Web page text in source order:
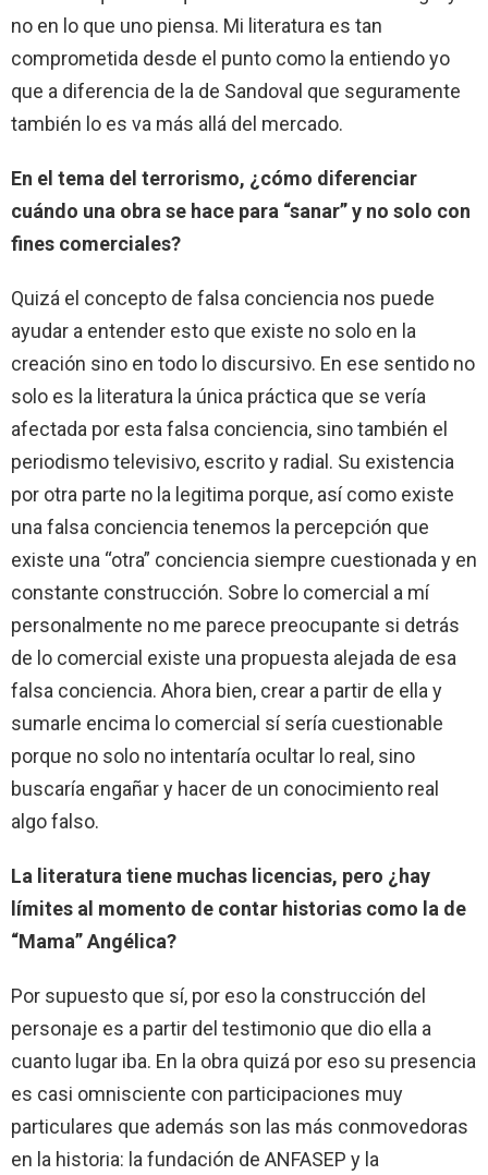
no en lo que uno piensa. Mi literatura es tan
comprometida desde el punto como la entiendo yo
que a diferencia de la de Sandoval que seguramente
también lo es va más allá del mercado.
En el tema del terrorismo, ¿cómo diferenciar
cuándo una obra se hace para “sanar” y no solo con
fines comerciales?
Quizá el concepto de falsa conciencia nos puede
ayudar a entender esto que existe no solo en la
creación sino en todo lo discursivo. En ese sentido no
solo es la literatura la única práctica que se vería
afectada por esta falsa conciencia, sino también el
periodismo televisivo, escrito y radial. Su existencia
por otra parte no la legitima porque, así como existe
una falsa conciencia tenemos la percepción que
existe una “otra” conciencia siempre cuestionada y en
constante construcción. Sobre lo comercial a mí
personalmente no me parece preocupante si detrás
de lo comercial existe una propuesta alejada de esa
falsa conciencia. Ahora bien, crear a partir de ella y
sumarle encima lo comercial sí sería cuestionable
porque no solo no intentaría ocultar lo real, sino
buscaría engañar y hacer de un conocimiento real
algo falso.
La literatura tiene muchas licencias, pero ¿hay
límites al momento de contar historias como la de
“Mama” Angélica?
Por supuesto que sí, por eso la construcción del
personaje es a partir del testimonio que dio ella a
cuanto lugar iba. En la obra quizá por eso su presencia
es casi omnisciente con participaciones muy
particulares que además son las más conmovedoras
en la historia: la fundación de ANFASEP y la